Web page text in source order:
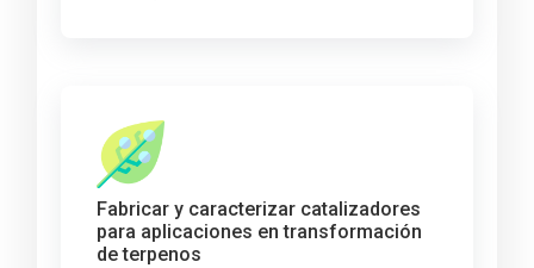
Fabricar y caracterizar catalizadores
para aplicaciones en transformación
de terpenos